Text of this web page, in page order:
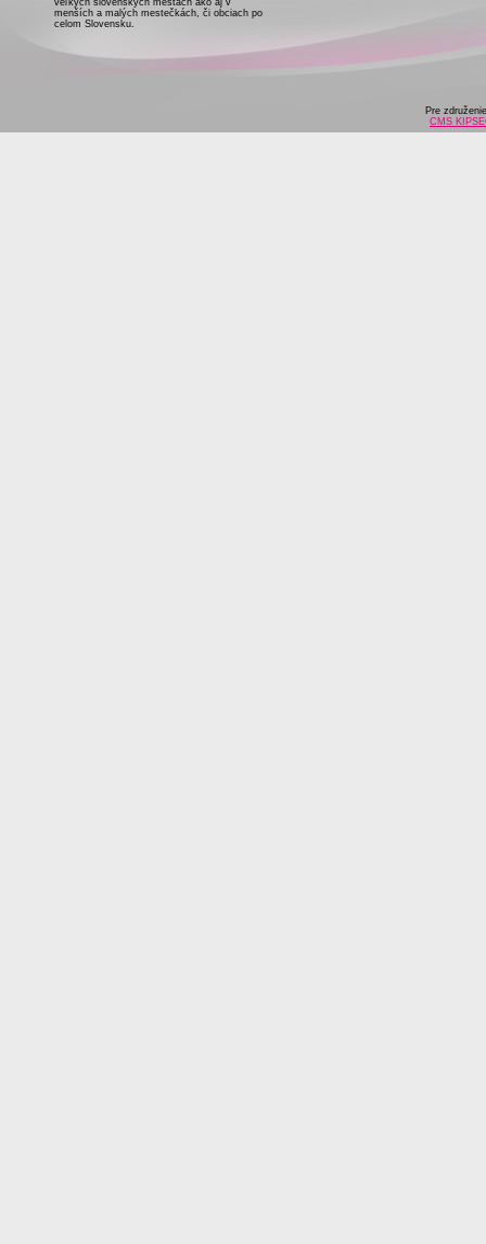
veľkých slovenských mestách ako aj v
menších a malých mestečkách, či obciach po
celom Slovensku.
Pre
CMS